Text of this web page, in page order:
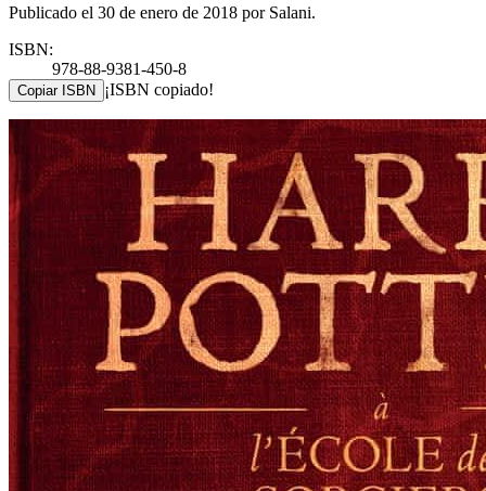
Publicado el 30 de enero de 2018 por Salani.
ISBN:
978-88-9381-450-8
Copiar ISBN ¡ISBN copiado!